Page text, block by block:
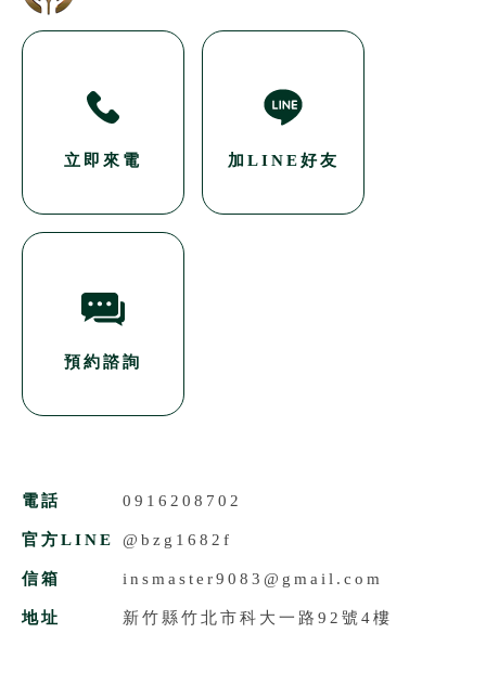
立即來電 加LINE好友
預約諮詢
電話 0916208702
官方LINE @bzg1682f
信箱 insmaster9083@gmail.com
地址 新竹縣竹北市科大一路92號4樓